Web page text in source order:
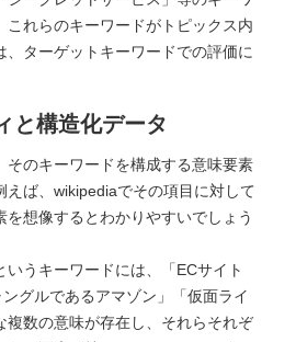
これらのキーワードがトピックス内
、ターゲットキーワードでの評価に
と構造化データ
そのキーワードを構成する意味要素
えば、wikipediaでその項目に対して
を想像するとわかりやすいでしょう
うキーワードには、「ECサイト
グルであるアマゾン」「仮面ライ
複数の意味が存在し、それらそれぞ